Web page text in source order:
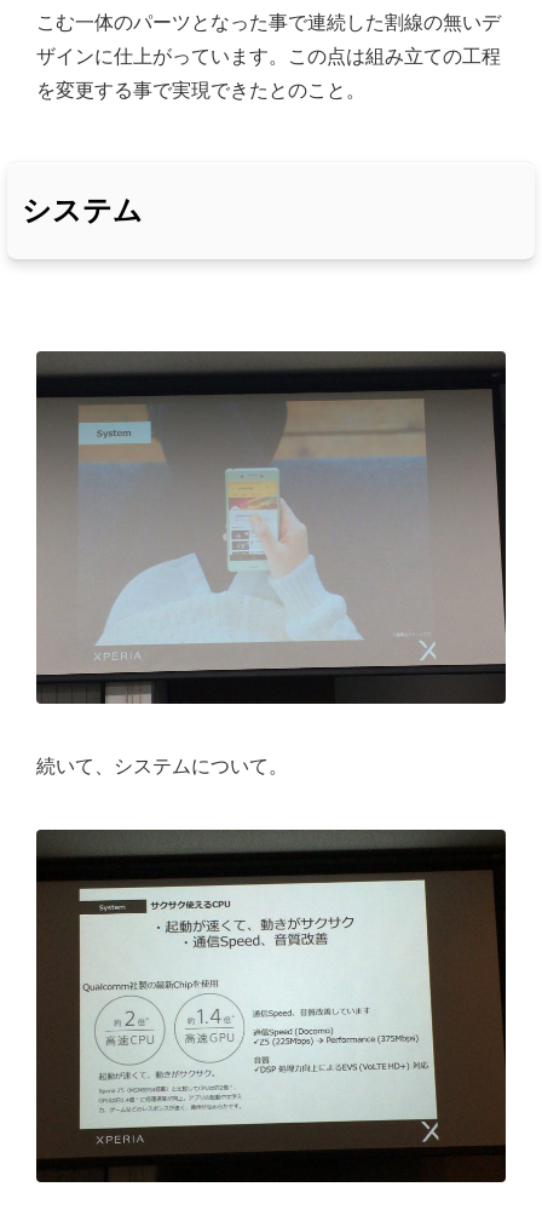
こむ一体のパーツとなった事で連続した割線の無いデ
ザインに仕上がっています。この点は組み立ての工程
を変更する事で実現できたとのこと。
システム
続いて、システムについて。